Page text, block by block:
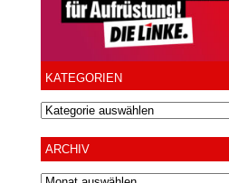
KATEGORIEN
ARCHIV
Archiv